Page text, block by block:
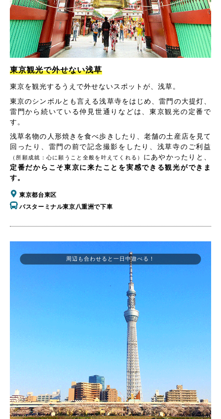
東京観光で外せない浅草
東京を観光するうえで外せないスポットが、浅草。
東京のシンボルとも言える浅草寺をはじめ、雷門の大提灯、
雷門から続いている仲見世通りなどは、東京観光の定番で
す。
浅草名物の人形焼きを食べ歩きしたり、老舗の土産店を見て
回ったり、雷門の前で記念撮影をしたり、浅草寺のご利益
（所願成就：心に願うこと全般を叶えてくれる）
にあやかったりと、
定番だからこそ東京に来たことを実感できる観光ができま
す。
東京都台東区
バスターミナル東京八重洲で下車
周辺も合わせると一日中遊べる！